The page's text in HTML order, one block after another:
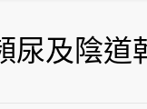
尿及陰道